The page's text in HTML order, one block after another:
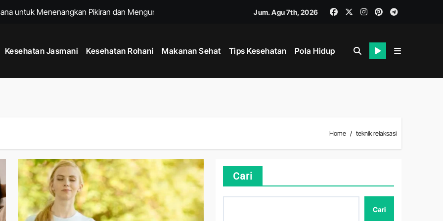
untuk Menenangkan Pikiran dan Mengurangi Stres Harian
dengan Kebiasaan Sederhana yang Bisa Dilakukan Setiap Hari
Badan Lebih Ideal Tanpa Diet yang Terlalu Ketat
Gadget Modern agar Penglihatan Tetap Nyaman Setiap Hari
Mindful Living Modern, Cara Praktis Menjaga Kesehatan Fisik dan Mental
Menjaga Kesehatan Jantung dan Kebugaran Tubuh
Jum. Agu 7th, 2026
Kesehatan Jasmani Kesehatan Rohani Makanan Sehat Tips Kesehatan Pola Hidup
Home teknik relaksasi
Cari
Cari